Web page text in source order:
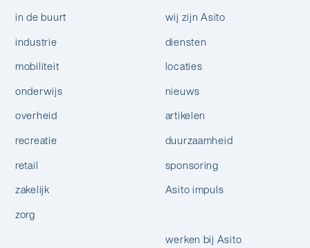
in de buurt
industrie
mobiliteit
onderwijs
overheid
recreatie
retail
zakelijk
zorg
wij zijn Asito
diensten
locaties
nieuws
artikelen
duurzaamheid
sponsoring
Asito impuls
werken bij Asito